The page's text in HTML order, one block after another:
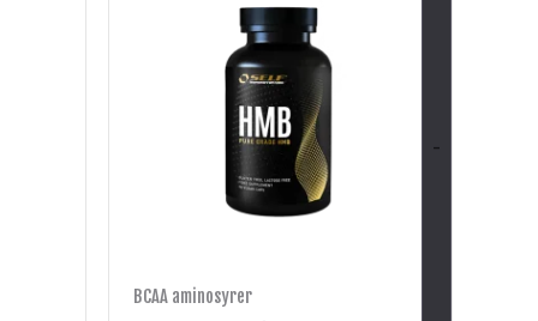
-
BCAA aminosyrer